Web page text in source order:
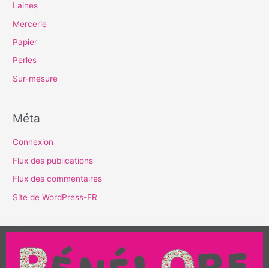
Laines
Mercerie
Papier
Perles
Sur-mesure
Méta
Connexion
Flux des publications
Flux des commentaires
Site de WordPress-FR